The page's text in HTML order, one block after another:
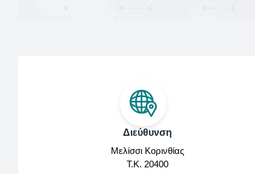
Διεύθυνση
Μελίσσι Κορινθίας
Τ.Κ. 20400